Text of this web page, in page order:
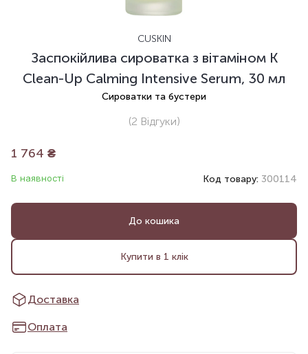
CUSKIN
Заспокійлива сироватка з вітаміном К
Clean-Up Calming Intensive Serum, 30 мл
Сироватки та бустери
(2 Відгуки)
1 764 ₴
В наявності Код товару: 300114
До кошика
Купити в 1 клік
Доставка
Оплата